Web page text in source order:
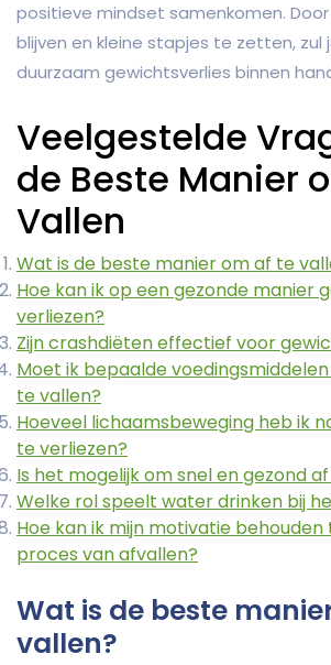
positieve mindset samenkomen.
blijven en kleine stapjes te zetten, zul
duurzaam gewichtsverlies binnen
Veelgestelde
de Beste Manier
Vallen
Wat is de beste manier om af te
Hoe kan ik op een gezonde manier
verliezen?
Zijn crashdiëten effectief voor
Moet ik bepaalde
te vallen?
Hoeveel lichaamsbeweging heb ik
te verliezen?
Is het mogelijk om snel en gezond
Welke rol speelt water drinken bij
Hoe kan ik mijn motivatie behouden
proces van afvallen?
Wat is de beste
vallen?